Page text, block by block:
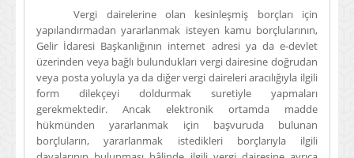
Vergi dairelerine olan kesinleşmiş borçları için
yapılandırmadan yararlanmak isteyen kamu borçlularının,
Gelir İdaresi Başkanlığının internet adresi ya da e-devlet
üzerinden veya bağlı bulundukları vergi dairesine doğrudan
veya posta yoluyla ya da diğer vergi daireleri aracılığıyla ilgili
form dilekçeyi doldurmak suretiyle yapmaları
gerekmektedir. Ancak elektronik ortamda madde
hükmünden yararlanmak için başvuruda bulunan
borçluların, yararlanmak istedikleri borçlarıyla ilgili